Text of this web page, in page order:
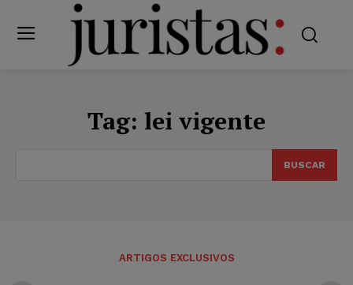
Tag: lei vigente
BUSCAR
ARTIGOS EXCLUSIVOS